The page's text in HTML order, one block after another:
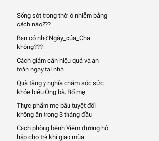
Sống sót trong thời ô nhiễm bằng
cách nào???
Bạn có nhớ Ngày_của_Cha
không???
Cách giảm cân hiệu quả và an
toàn ngay tại nhà
Quà tặng ý nghĩa chăm sóc sức
khỏe biếu Ông bà, Bố mẹ
Thực phẩm mẹ bầu tuyệt đối
không ăn trong 3 tháng đầu
Cách phòng bệnh Viêm đường hô
hấp cho trẻ khi giao mùa